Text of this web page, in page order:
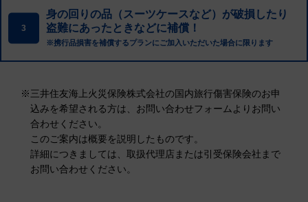
3
身の回りの品（スーツケースなど）が破損したり
盗難にあったときなどに補償！
※携行品損害を補償するプランにご加入いただいた場合に限ります
※三井住友海上火災保険株式会社の国内旅行傷害保険のお申
込みを希望される方は、お問い合わせフォームよりお問い
合わせください。
このご案内は概要を説明したものです。
詳細につきましては、取扱代理店または引受保険会社まで
お問い合わせください。